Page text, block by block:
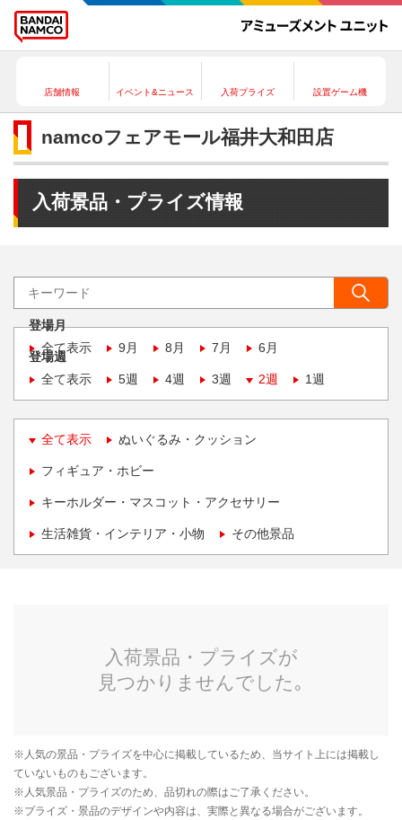
店舗情報 イベント&ニュース 入荷プライズ 設置ゲーム機
namcoフェアモール福井大和田店
入荷景品・プライズ情報
登場月
全て表示
9月 8月 7月 6月
登場週
全て表示
5週 4週 3週 2週 1週
全て表示 ぬいぐるみ・クッション
フィギュア・ホビー
キーホルダー・マスコット・アクセサリー
生活雑貨・インテリア・小物 その他景品